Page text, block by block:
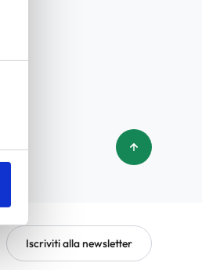
Iscriviti alla newsletter